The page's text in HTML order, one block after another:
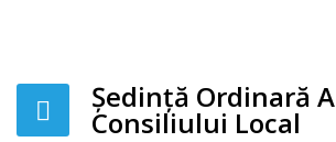
Ședință Ordinară A
Consiliului Local